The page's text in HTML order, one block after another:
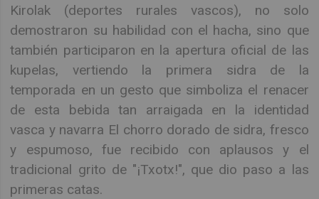
Kirolak (deportes rurales vascos), no solo
demostraron su habilidad con el hacha, sino que
también participaron en la apertura oficial de las
kupelas, vertiendo la primera sidra de la
temporada en un gesto que simboliza el renacer
de esta bebida tan arraigada en la identidad
vasca y navarra El chorro dorado de sidra, fresco
y espumoso, fue recibido con aplausos y el
tradicional grito de "¡Txotx!", que dio paso a las
primeras catas.